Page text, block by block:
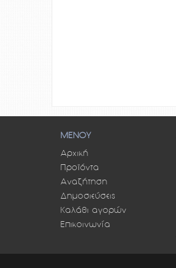
ΜΕΝΟΥ
Αρχική
Προϊόντα
Αναζήτηση
Δημοσιεύσεις
Καλάθι αγορών
Επικοινωνία